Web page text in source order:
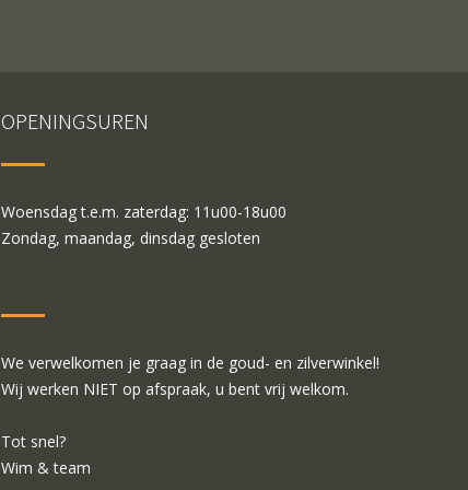
OPENINGSUREN
Woensdag t.e.m. zaterdag: 11u00-18u00
Zondag, maandag, dinsdag gesloten
We verwelkomen je graag in de goud- en zilverwinkel!
Wij werken NIET op afspraak, u bent vrij welkom.
Tot snel?
Wim & team